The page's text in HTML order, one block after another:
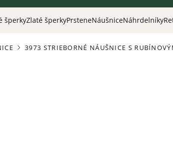
šperkyZlaté šperkyPrsteneNáušniceNáhrdelníky
3973 STRIEBORNÉ NÁUŠNICE S